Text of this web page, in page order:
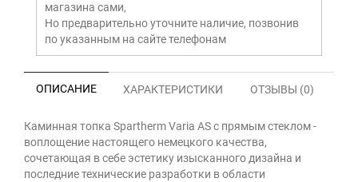
магазина сами,
Но предварительно уточните наличие, позвонив
по указанным на сайте телефонам
ОПИСАНИЕ ХАРАКТЕРИСТИКИ ОТЗЫВЫ (0)
Каминная топка Spartherm Varia AS с прямым стеклом -
воплощение настоящего немецкого качества,
сочетающая в себе эстетику изысканного дизайна и
последние технические разработки в области